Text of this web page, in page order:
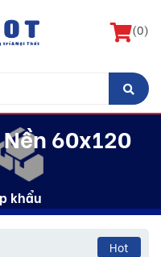
(0)
60x120
khẩu
Hot